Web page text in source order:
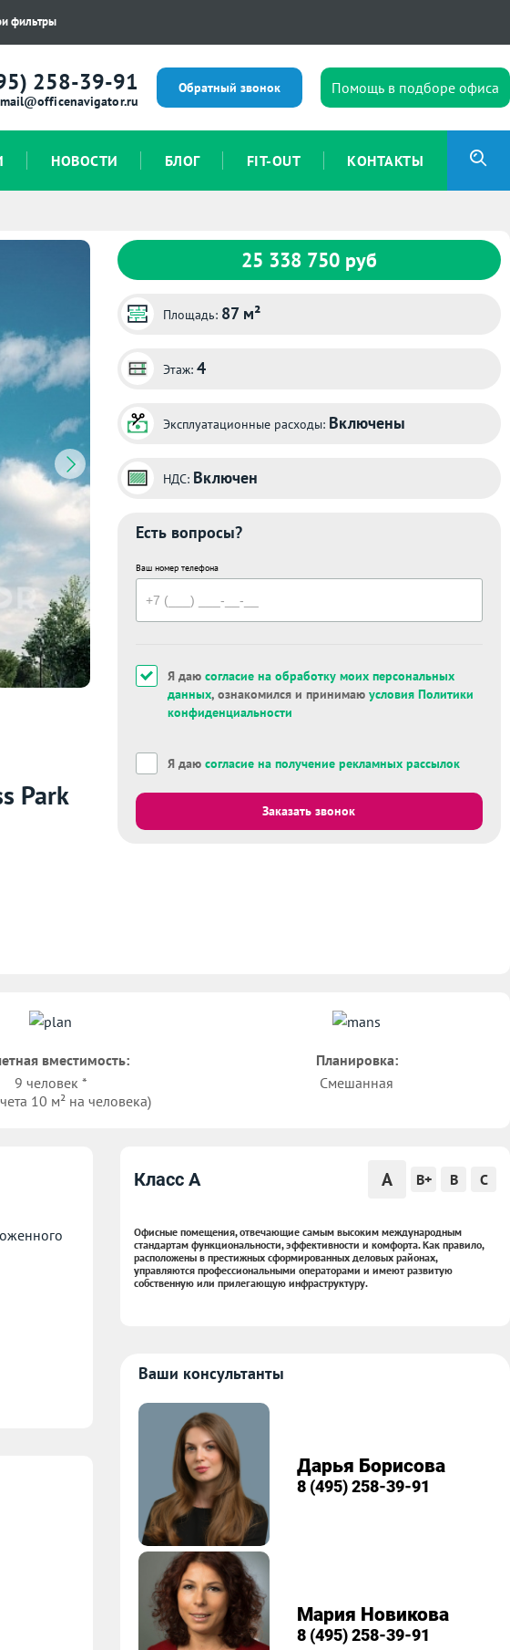
фильтры
258-39-91
mail@officenavigator.ru
Обратный звонок Помощь в подборе офиса
НОВОСТИ БЛОГ FIT-OUT КОНТАКТЫ
Park
25 338 750 руб
Площадь: 87 м²
Этаж: 4
Эксплуатационные расходы: Включены
НДС: Включен
Есть вопросы?
Ваш номер телефона
Я даю согласие на обработку моих персональных
данных, ознакомился и принимаю условия Политики
конфиденциальности
Я даю согласие на получение рекламных рассылок
Заказать звонок
вместимость:
9 человек *
10 м² на человека)
Планировка:
Смешанная
Класс A A B+ B C
Офисные помещения, отвечающие самым высоким международным
стандартам функциональности, эффективности и комфорта. Как правило,
расположены в престижных сформированных деловых районах,
управляются профессиональными операторами и имеют развитую
собственную или прилегающую инфраструктуру.
Ваши консультанты
Дарья Борисова
8 (495) 258-39-91
Мария Новикова
8 (495) 258-39-91